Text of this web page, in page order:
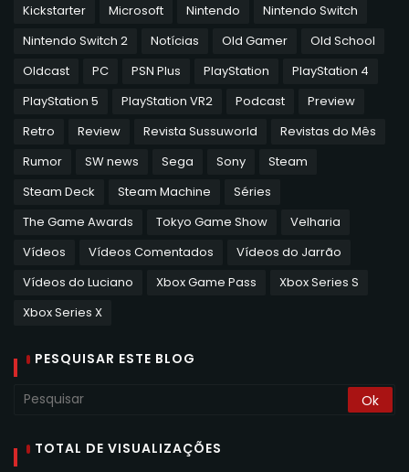
Kickstarter
Microsoft Nintendo
Nintendo Switch
Nintendo Switch 2
Notícias Old Gamer
Old School
Oldcast
PC PSN Plus PlayStation
PlayStation 4
PlayStation 5
PlayStation VR2 Podcast
Preview
Retro
Review Revista Sussuworld
Revistas do Mês
Rumor
SW news Sega Sony
Steam
Steam Deck
Steam Machine
Séries
The Game Awards
Tokyo Game Show
Velharia
Vídeos
Vídeos Comentados
Vídeos do Jarrão
Vídeos do Luciano
Xbox Game Pass
Xbox Series S
Xbox Series X
PESQUISAR ESTE BLOG
TOTAL DE VISUALIZAÇÕES